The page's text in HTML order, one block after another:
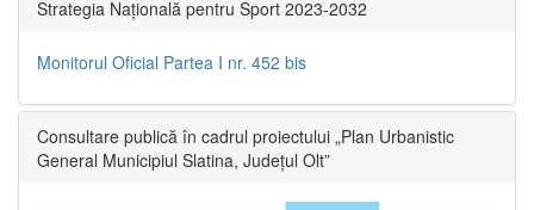
Strategia Națională pentru Sport 2023-2032
Monitorul Oficial Partea I nr. 452 bis
Consultare publică în cadrul proiectului „Plan Urbanistic
General Municipiul Slatina, Județul Olt”